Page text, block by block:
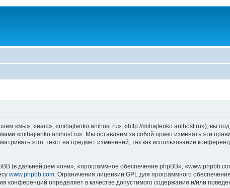
«мы», «наш», «mihajlenko.anihost.ru», «http://mihajlenko.anihost.ru»), вы
«mihajlenko.anihost.ru». Мы оставляем за собой право изменять эти
этот текст на предмет изменений, так как использование
(в дальнейшем «они», «программное обеспечение phpBB»,
www.phpbb.com. Ограничения лицензии GPL для программного
определяет в качестве допустимого содержания и/или